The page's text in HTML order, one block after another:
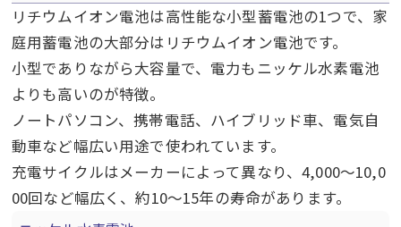
リチウムイオン電池は高性能な小型蓄電池の1つで、家
庭用蓄電池の大部分はリチウムイオン電池です。
小型でありながら大容量で、電力もニッケル水素電池
よりも高いのが特徴。
ノートパソコン、携帯電話、ハイブリッド車、電気自
動車など幅広い用途で使われています。
充電サイクルはメーカーによって異なり、4,000～10,0
00回など幅広く、約10～15年の寿命があります。